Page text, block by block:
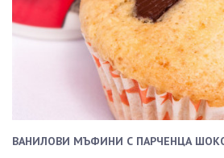
ВАНИЛОВИ МЪФИНИ С ПАРЧЕНЦА